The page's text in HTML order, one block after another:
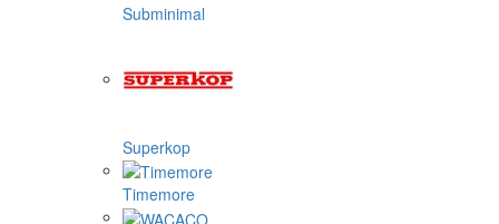
Subminimal
Superkop
Timemore